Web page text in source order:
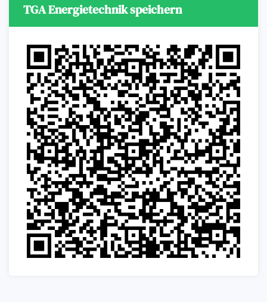
TGA Energietechnik speichern